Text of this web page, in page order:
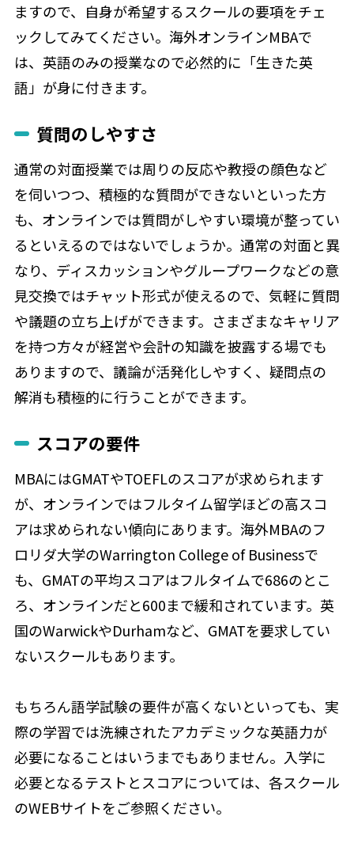
ますので、自身が希望するスクールの要項をチェ
ックしてみてください。海外オンラインMBAで
は、英語のみの授業なので必然的に「生きた英
語」が身に付きます。
質問のしやすさ
通常の対面授業では周りの反応や教授の顔色など
を伺いつつ、積極的な質問ができないといった方
も、オンラインでは質問がしやすい環境が整ってい
るといえるのではないでしょうか。通常の対面と異
なり、ディスカッションやグループワークなどの意
見交換ではチャット形式が使えるので、気軽に質問
や議題の立ち上げができます。さまざまなキャリア
を持つ方々が経営や会計の知識を披露する場でも
ありますので、議論が活発化しやすく、疑問点の
解消も積極的に行うことができます。
スコアの要件
MBAにはGMATやTOEFLのスコアが求められます
が、オンラインではフルタイム留学ほどの高スコ
アは求められない傾向にあります。海外MBAのフ
ロリダ大学のWarrington College of Businessで
も、GMATの平均スコアはフルタイムで686のとこ
ろ、オンラインだと600まで緩和されています。英
国のWarwickやDurhamなど、GMATを要求してい
ないスクールもあります。
もちろん語学試験の要件が高くないといっても、実
際の学習では洗練されたアカデミックな英語力が
必要になることはいうまでもありません。入学に
必要となるテストとスコアについては、各スクール
のWEBサイトをご参照ください。